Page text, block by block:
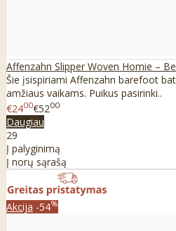
Affenzahn Slipper Woven Homie –
Šie įsispiriami Affenzahn barefoot
amžiaus vaikams. Puikus pasirinki..
€2400€5200
Daugiau
29
Į palyginimą
Į norų sąrašą
Akcija -54%